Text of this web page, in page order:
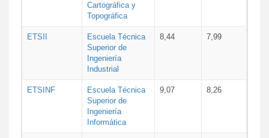
Cartográfica y
Topográfica
ETSII
Escuela Técnica
Superior de
Ingeniería
Industrial
8,44 7,99
ETSINF
Escuela Técnica
Superior de
Ingeniería
Informática
9,07 8,26